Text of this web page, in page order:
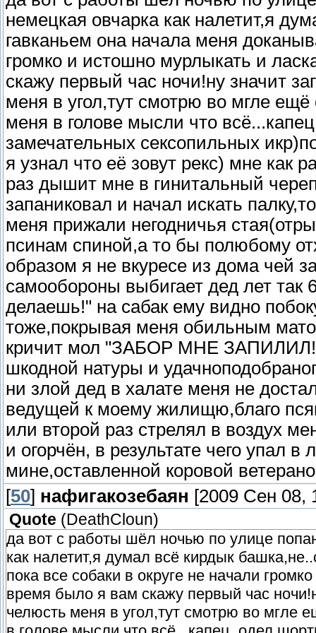
немецкая овчарка как налетит,я
гавканьем она начала меня
громко и истошно мурлыкать и
скажу первый час ночи!ну значит
меня в угол,тут смотрю во мгле
меня в голове мысли что
замечательных сексопильных
я узнал что её зовут рекс) мне как
раз дышит мне в гинитальный
запаниковал и начал искать
меня прижали негодничья
псинам спиной,а то бы полюбому
образом я не вкуресе из дома чей
самообороны выбигает дед лет так
делаешь!" на сабак ему видно
тоже,покрывая меня обильным
кричит мол "ЗАБОР МНЕ
шкодной натуры и
ни злой дед в халате меня не
ведущей к моему жилищю,благо
или второй раз стрелял в воздух
и огорчён, в результате чего упал
мине,оставленной коровой
[50] нафигакозебаян [2009 Сен 08,
Quote ( DeathCloun)
да вот с работы шёл ночью по улице
как налетит,я думал всё кирдык
пока все собаки в округе не начали
время было я вам скажу первый час
челюсть меня в угол,тут смотрю во мгле